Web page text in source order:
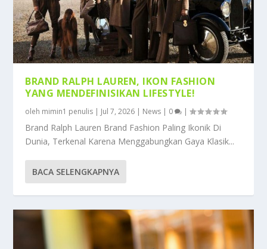
BRAND RALPH LAUREN, IKON FASHION
YANG MENDEFINISIKAN LIFESTYLE!
oleh mimin1 penulis | Jul 7, 2026 | News | 0 |
Brand Ralph Lauren Brand Fashion Paling Ikonik Di
Dunia, Terkenal Karena Menggabungkan Gaya Klasik...
BACA SELENGKAPNYA